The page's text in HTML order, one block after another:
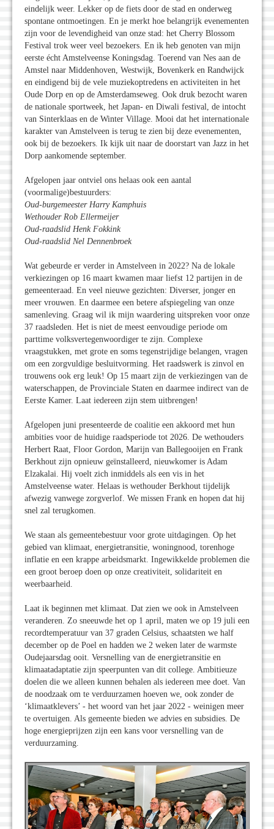
eindelijk weer. Lekker op de fiets door de stad en onderweg
spontane ontmoetingen. En je merkt hoe belangrijk evenementen
zijn voor de levendigheid van onze stad: het Cherry Blossom
Festival trok weer veel bezoekers. En ik heb genoten van mijn
eerste écht Amstelveense Koningsdag. Toerend van Nes aan de
Amstel naar Middenhoven, Westwijk, Bovenkerk en Randwijck
en eindigend bij de vele muziekoptredens en activiteiten in het
Oude Dorp en op de Amsterdamseweg. Ook druk bezocht waren
de nationale sportweek, het Japan- en Diwali festival, de intocht
van Sinterklaas en de Winter Village. Mooi dat het internationale
karakter van Amstelveen is terug te zien bij deze evenementen,
ook bij de bezoekers. Ik kijk uit naar de doorstart van Jazz in het
Dorp aankomende september.
Afgelopen jaar ontviel ons helaas ook een aantal
(voormalige)bestuurders:
Oud-burgemeester Harry Kamphuis
Wethouder Rob Ellermeijer
Oud-raadslid Henk Fokkink
Oud-raadslid Nel Dennenbroek
Wat gebeurde er verder in Amstelveen in 2022? Na de lokale
verkiezingen op 16 maart kwamen maar liefst 12 partijen in de
gemeenteraad. En veel nieuwe gezichten: Diverser, jonger en
meer vrouwen. En daarmee een betere afspiegeling van onze
samenleving. Graag wil ik mijn waardering uitspreken voor onze
37 raadsleden. Het is niet de meest eenvoudige periode om
parttime volksvertegenwoordiger te zijn. Complexe
vraagstukken, met grote en soms tegenstrijdige belangen, vragen
om een zorgvuldige besluitvorming. Het raadswerk is zinvol en
trouwens ook erg leuk! Op 15 maart zijn de verkiezingen van de
waterschappen, de Provinciale Staten en daarmee indirect van de
Eerste Kamer. Laat iedereen zijn stem uitbrengen!
Afgelopen juni presenteerde de coalitie een akkoord met hun
ambities voor de huidige raadsperiode tot 2026. De wethouders
Herbert Raat, Floor Gordon, Marijn van Ballegooijen en Frank
Berkhout zijn opnieuw geïnstalleerd, nieuwkomer is Adam
Elzakalai. Hij voelt zich inmiddels als een vis in het
Amstelveense water. Helaas is wethouder Berkhout tijdelijk
afwezig vanwege zorgverlof. We missen Frank en hopen dat hij
snel zal terugkomen.
We staan als gemeentebestuur voor grote uitdagingen. Op het
gebied van klimaat, energietransitie, woningnood, torenhoge
inflatie en een krappe arbeidsmarkt. Ingewikkelde problemen die
een groot beroep doen op onze creativiteit, solidariteit en
weerbaarheid.
Laat ik beginnen met klimaat. Dat zien we ook in Amstelveen
veranderen. Zo sneeuwde het op 1 april, maten we op 19 juli een
recordtemperatuur van 37 graden Celsius, schaatsten we half
december op de Poel en hadden we 2 weken later de warmste
Oudejaarsdag ooit. Versnelling van de energietransitie en
klimaatadaptatie zijn speerpunten van dit college. Ambitieuze
doelen die we alleen kunnen behalen als iedereen mee doet. Van
de noodzaak om te verduurzamen hoeven we, ook zonder de
‘klimaatklevers’ - het woord van het jaar 2022 - weinigen meer
te overtuigen. Als gemeente bieden we advies en subsidies. De
hoge energieprijzen zijn een kans voor versnelling van de
verduurzaming.